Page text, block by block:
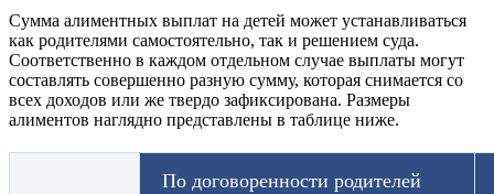
Сумма алиментных выплат на детей может устанавливаться
как родителями самостоятельно, так и решением суда.
Соответственно в каждом отдельном случае выплаты могут
составлять совершенно разную сумму, которая снимается со
всех доходов или же твердо зафиксирована. Размеры
алиментов наглядно представлены в таблице ниже.
По договоренности родителей